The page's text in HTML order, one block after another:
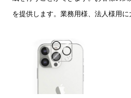
を提供します。業務用様、法人様用に